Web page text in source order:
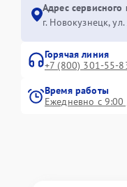
Адрес
г. Новокузнецк,
Горячая линия
+7 (800) 301-55-
Время работы
Ежедневно с